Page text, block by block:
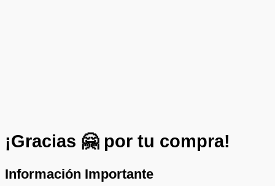
¡Gracias 🤗 por tu compra!
Información Importante